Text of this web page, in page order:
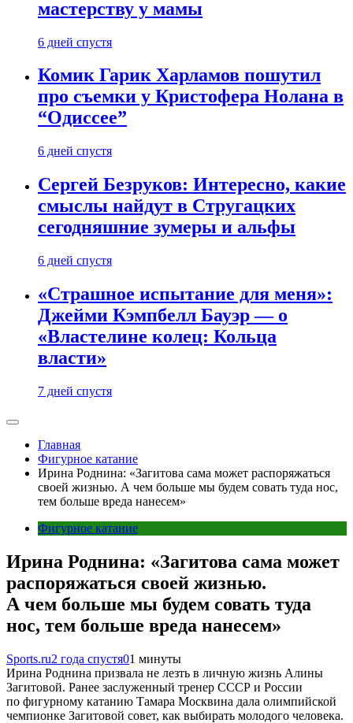
мастерству у мамы
6 дней спустя
Комик Гарик Харламов пошутил
про съемки у Кристофера Нолана в
“Одиссее”
6 дней спустя
Сергей Безруков: Интересно, какие
смыслы найдут в Стругацких
сегодняшние зумеры и альфы
6 дней спустя
«Страшное испытание для меня»:
Джейми Кэмпбелл Бауэр — о
«Властелине колец: Кольца
власти»
7 дней спустя
Главная
Фигурное катание
Ирина Роднина: «Загитова сама может распоряжаться
своей жизнью. А чем больше мы будем совать туда нос,
тем больше вреда нанесем»
Фигурное катание
Ирина Роднина: «Загитова сама может
распоряжаться своей жизнью.
А чем больше мы будем совать туда
нос, тем больше вреда нанесем»
Sports.ru2 года спустя01 минуты
Ирина Роднина призвала не лезть в личную жизнь Алины
Загитовой. Ранее заслуженный тренер СССР и России
по фигурному катанию Тамара Москвина дала олимпийской
чемпионке Загитовой совет, как выбирать молодого человека.